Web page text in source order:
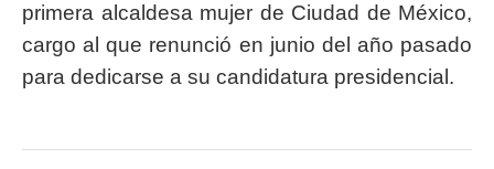
primera alcaldesa mujer de Ciudad de México,
cargo al que renunció en junio del año pasado
para dedicarse a su candidatura presidencial.